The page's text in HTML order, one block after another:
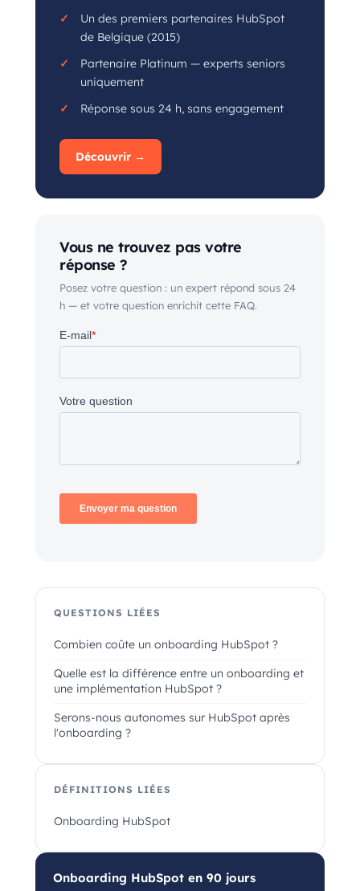
Un des premiers partenaires HubSpot
de Belgique (2015)
Partenaire Platinum — experts seniors
uniquement
Réponse sous 24 h, sans engagement
Découvrir →
Vous ne trouvez pas votre
réponse ?
Posez votre question : un expert répond sous 24
h — et votre question enrichit cette FAQ.
QUESTIONS LIÉES
Combien coûte un onboarding HubSpot ?
Quelle est la différence entre un onboarding et
une implémentation HubSpot ?
Serons-nous autonomes sur HubSpot après
l'onboarding ?
DÉFINITIONS LIÉES
Onboarding HubSpot
Onboarding HubSpot en 90 jours